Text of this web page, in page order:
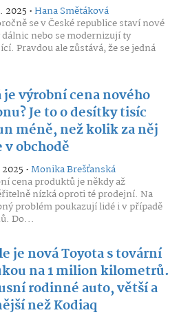
2025 •Hana Smětáková
se v České republice staví nové
dálnic nebo se modernizují ty
Pravdou ale zůstává, že se jedná
je výrobní cena nového
Je to o desítky tisíc
méně, než kolik za něj
v obchodě
•Monika Brešťanská
cena produktů je někdy až
nízká oproti té prodejní. Na
problém poukazují lidé i v případě
Do...
je nová Toyota s tovární
na 1 milion kilometrů.
rodinné auto, větší a
než Kodiaq